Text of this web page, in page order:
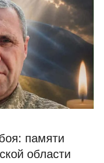
памяти
области